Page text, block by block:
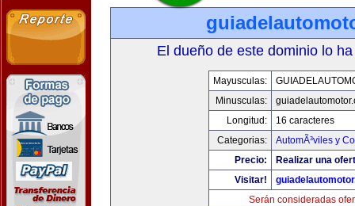
El dueño de este dominio lo
Mayusculas:
Minusculas:
Longitud:
16 caracteres
Categorias:
AutomÃ³viles y
Precio:
Realizar una
Visitar!
Serán consideradas